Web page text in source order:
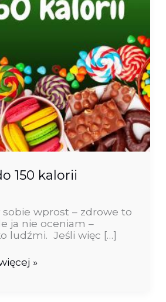
150 kalorii
wprost – zdrowe to
ja nie oceniam –
ludźmi. Jeśli więc […]
»